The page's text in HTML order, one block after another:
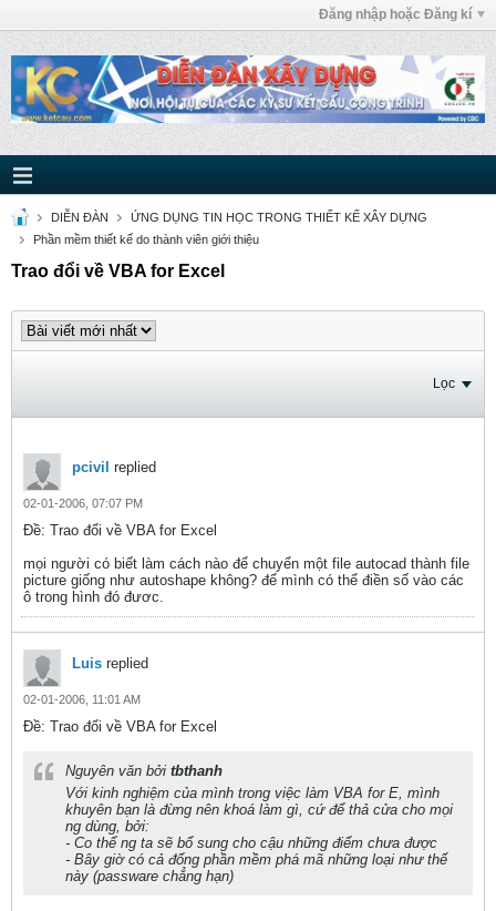
Đăng nhập hoặc Đăng kí
DIỄN ĐÀN
ỨNG DỤNG TIN HỌC TRONG THIẾT KẾ XÂY DỰNG
Phần mềm thiết kế do thành viên giới thiệu
Trao đổi về VBA for Excel
Lọc
pcivil replied
02-01-2006, 07:07 PM
Ðề: Trao đổi về VBA for Excel
mọi người có biết làm cách nào để chuyển một file autocad thành file
picture giống như autoshape không? để mình có thể điền số vào các
ô trong hình đó đươc.
Luis replied
02-01-2006, 11:01 AM
Ðề: Trao đổi về VBA for Excel
Nguyên văn bởi tbthanh
Với kinh nghiệm của mình trong việc làm VBA for E, mình
khuyên bạn là đừng nên khoá làm gì, cứ để thả cửa cho mọi
ng dùng, bởi:
- Co thể ng ta sẽ bổ sung cho cậu những điểm chưa được
- Bây giờ có cả đống phần mềm phá mã những loại như thế
này (passware chẳng hạn)